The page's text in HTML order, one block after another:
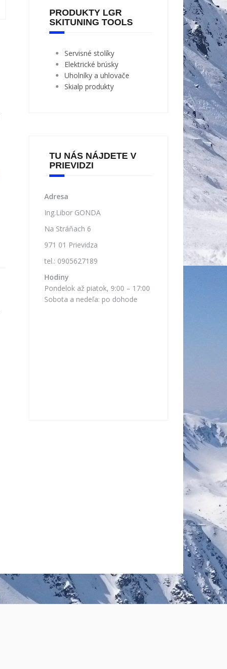
PRODUKTY LGR
SKITUNING TOOLS
Servisné stolíky
Elektrické brúsky
Uholníky a uhlovače
Skialp produkty
TU NÁS NÁJDETE V
PRIEVIDZI
Adresa
Ing.Libor GONDA
Na Stráňach 6
971 01 Prievidza
tel.: 0905627189
Hodiny
Pondelok až piatok, 9:00 – 17:00
Sobota a nedeľa: po dohode